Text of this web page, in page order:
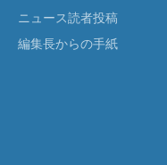
ニュース読者投稿
編集長からの手紙